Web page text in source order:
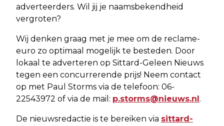
adverteerders. Wil jij je naamsbekendheid
vergroten?
Wij denken graag met je mee om de reclame-
euro zo optimaal mogelijk te besteden. Door
lokaal te adverteren op Sittard-Geleen Nieuws
tegen een concurrerende prijs! Neem contact
op met Paul Storms via de telefoon: 06-
22543972 of via de mail: p.storms@nieuws.nl.
De nieuwsredactie is te bereiken via sittard-